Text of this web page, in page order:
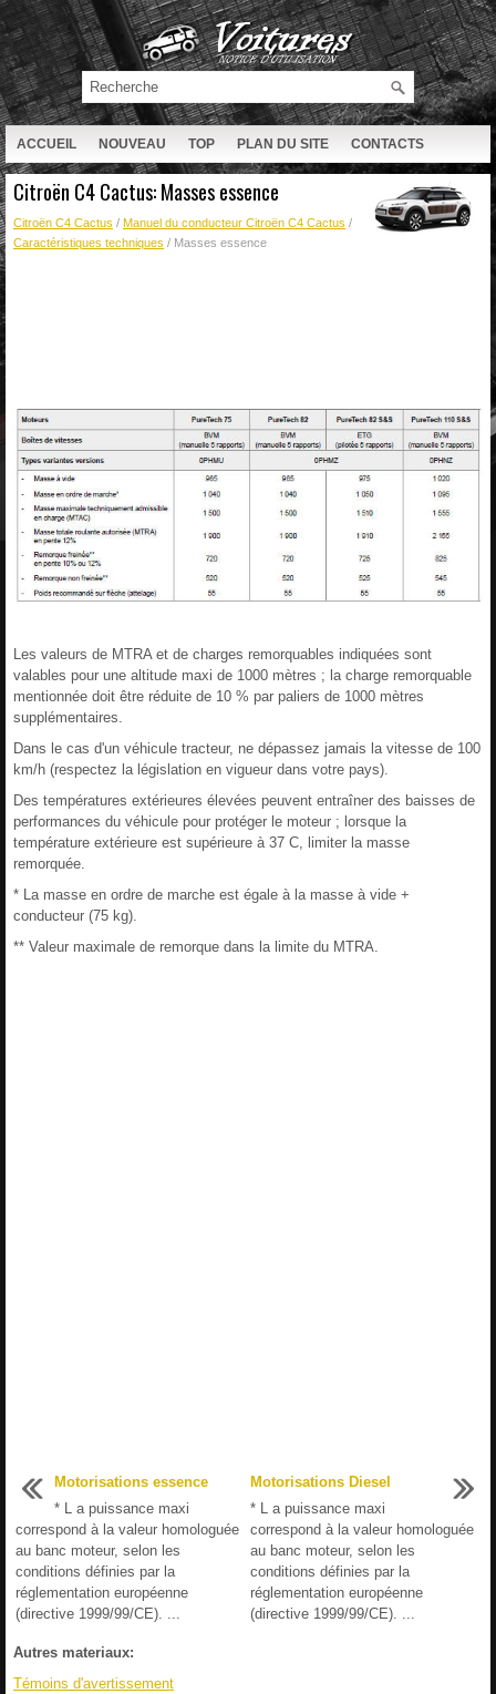
ACCUEIL NOUVEAU TOP PLAN DU SITE CONTACTS
RECHERCHE
Citroën C4 Cactus: Masses essence
Citroën C4 Cactus / Manuel du conducteur Citroën C4 Cactus /
Caractéristiques techniques / Masses essence
Les valeurs de MTRA et de charges remorquables indiquées sont
valables pour une altitude maxi de 1000 mètres ; la charge remorquable
mentionnée doit être réduite de 10 % par paliers de 1000 mètres
supplémentaires.
Dans le cas d'un véhicule tracteur, ne dépassez jamais la vitesse de 100
km/h (respectez la législation en vigueur dans votre pays).
Des températures extérieures élevées peuvent entraîner des baisses de
performances du véhicule pour protéger le moteur ; lorsque la
température extérieure est supérieure à 37 C, limiter la masse
remorquée.
* La masse en ordre de marche est égale à la masse à vide +
conducteur (75 kg).
** Valeur maximale de remorque dans la limite du MTRA.
Motorisations essence
* L a puissance maxi
correspond à la valeur homologuée
au banc moteur, selon les
conditions définies par la
réglementation européenne
(directive 1999/99/CE). ...
Motorisations Diesel
* L a puissance maxi
correspond à la valeur homologuée
au banc moteur, selon les
conditions définies par la
réglementation européenne
(directive 1999/99/CE). ...
Autres materiaux:
Témoins d'avertissement